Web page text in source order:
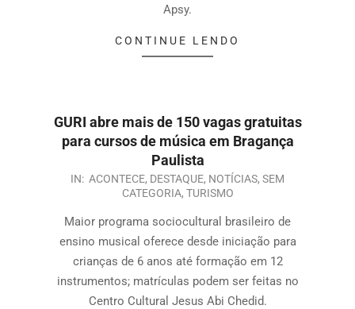
Apsy.
CONTINUE LENDO
GURI abre mais de 150 vagas gratuitas
para cursos de música em Bragança
Paulista
IN: ACONTECE, DESTAQUE, NOTÍCIAS, SEM
CATEGORIA, TURISMO
Maior programa sociocultural brasileiro de
ensino musical oferece desde iniciação para
crianças de 6 anos até formação em 12
instrumentos; matrículas podem ser feitas no
Centro Cultural Jesus Abi Chedid.